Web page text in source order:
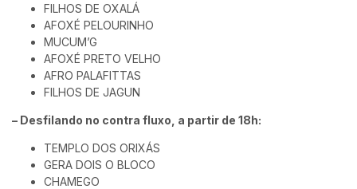
FILHOS DE OXALÁ
AFOXÉ PELOURINHO
MUCUM’G
AFOXÉ PRETO VELHO
AFRO PALAFITTAS
FILHOS DE JAGUN
– Desfilando no contra fluxo, a partir de 18h:
TEMPLO DOS ORIXÁS
GERA DOIS O BLOCO
CHAMEGO